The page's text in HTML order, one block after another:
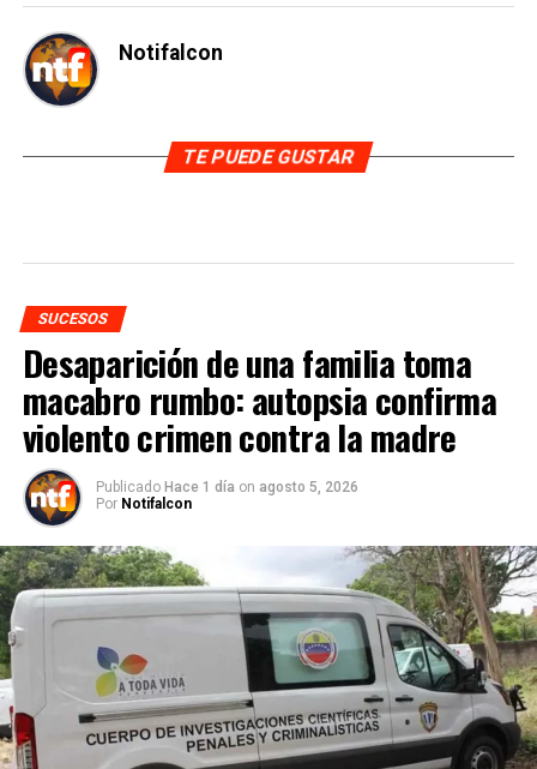
Notifalcon
TE PUEDE GUSTAR
SUCESOS
Desaparición de una familia toma
macabro rumbo: autopsia confirma
violento crimen contra la madre
Publicado Hace 1 día on agosto 5, 2026
Por Notifalcon